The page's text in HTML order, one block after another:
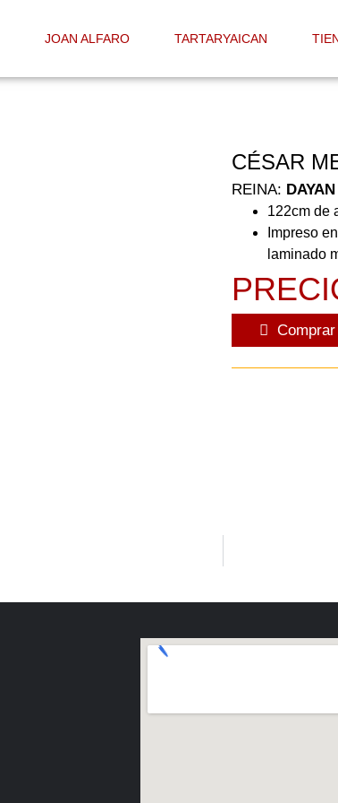
JOAN ALFARO TARTARYAICAN
CÉSAR
REINA: DAYAN
122cm de
Impreso
laminado
Comprar